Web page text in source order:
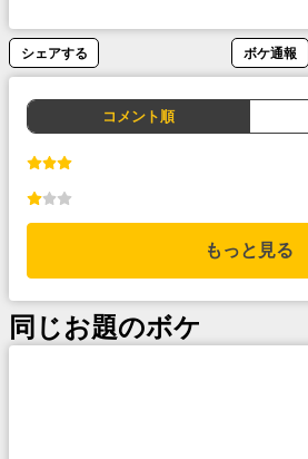
シェアする ボケ通報
コメント順
もっと見る
同じお題のボケ